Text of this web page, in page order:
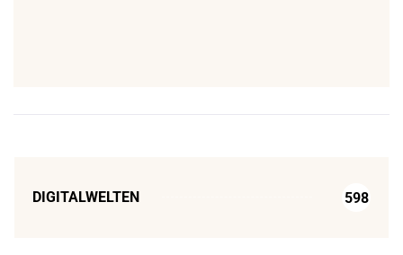
DIGITALWELTEN 598